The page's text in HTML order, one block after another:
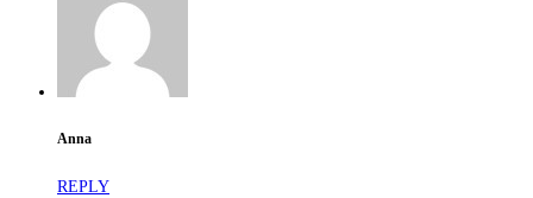
Anna
REPLY